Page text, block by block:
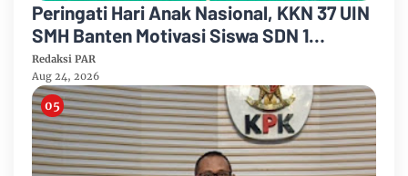
Peringati Hari Anak Nasional, KKN 37 UIN
SMH Banten Motivasi Siswa SDN 1
Cimanuk Raih Cita-cita
Redaksi PAR
Aug 24, 2026